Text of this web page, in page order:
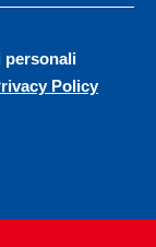
personali
Policy